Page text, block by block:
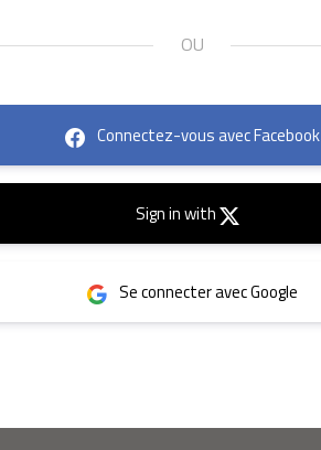
Connectez-vous avec Facebook
Sign in with
Se connecter avec Google